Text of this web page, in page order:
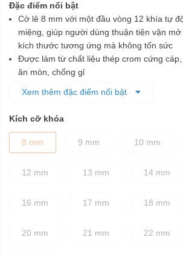
Đặc điểm nổi bật
Cờ lê 8 mm với một đầu vòng 12 khía tự
miệng, giúp người dùng thuận tiện vặn
kích thước tương ứng mà không tốn sức
Được làm từ chất liệu thép crom cứng
ăn mòn, chống gỉ
chuẩn kỹ thuật, đảm bảo cố định các chi
Xem thêm đặc điểm nổi bật
Kích cỡ khóa
8 mm 9 mm 10 mm
12 mm 13 mm 14 mm
16 mm 17 mm 18 mm
20 mm 21 mm 22 mm